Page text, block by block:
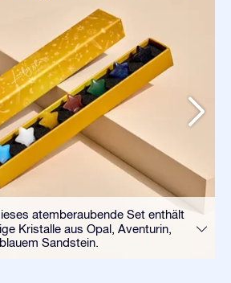
atemberaubende Set enthält
Kristalle aus Opal, Aventurin,
Sandstein.